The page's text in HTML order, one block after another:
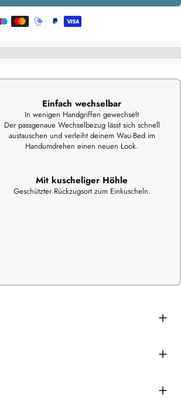
Einfach wechselbar
In wenigen Handgriffen gewechselt
Der passgenaue Wechselbezug lässt sich schnell
austauschen und verleiht deinem Wau-Bed im
Handumdrehen einen neuen Look.
Mit kuscheliger Höhle
Geschützter Rückzugsort zum Einkuscheln.